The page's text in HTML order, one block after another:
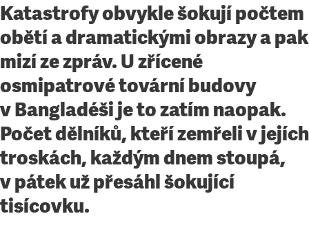
Katastrofy obvykle šokují počtem
obětí a dramatickými obrazy a pak
mizí ze zpráv. U zřícené
osmipatrové tovární budovy
v Bangladéši je to zatím naopak.
Počet dělníků, kteří zemřeli v jejích
troskách, každým dnem stoupá,
v pátek už přesáhl šokující
tisícovku.